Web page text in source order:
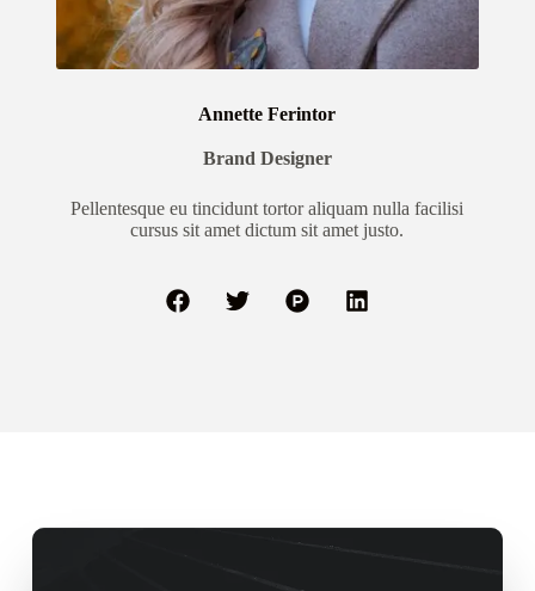
Annette Ferintor
Brand Designer
Pellentesque eu tincidunt tortor aliquam nulla facilisi
cursus sit amet dictum sit amet justo.